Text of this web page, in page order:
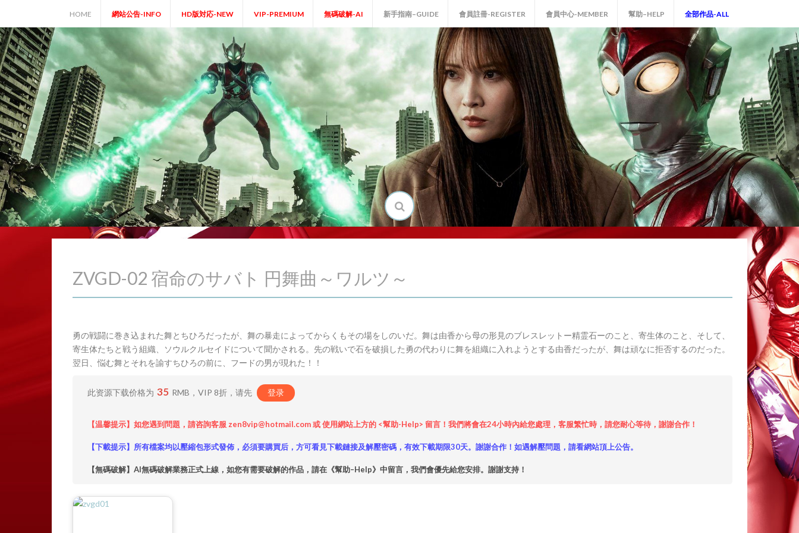
content
HOME 網站公告-INFO HD版対応-NEW VIP-PREMIUM 無碼破解-AI 新手指南–GUIDE 會員註冊-REGISTER 會員中心-MEMBER 幫助–HELP 全部作品-ALL
ZVGD-02 宿命のサバト 円舞曲～ワルツ～
勇の戦闘に巻き込まれた舞とちひろだったが、舞の暴走によってからくもその場をしのいだ。舞は由香から母の形見のブレスレットー精霊石ーのこと、寄生体のこと、そして、
寄生体たちと戦う組織、ソウルクルセイドについて聞かされる。先の戦いで石を破損した勇の代わりに舞を組織に入れようとする由香だったが、舞は頑なに拒否するのだった。
翌日、悩む舞とそれを諭すちひろの前に、フードの男が現れた！！
此资源下载价格为 35 RMB，VIP 8折，请先 登录
【温馨提示】如您遇到問題，請咨詢客服 zen8vip@hotmail.com 或 使用網站上方的 <幫助-Help> 留言！我們將會在24小時內給您處理，客服繁忙時，請您耐心等待，謝謝合作！
【下載提示】所有檔案均以壓縮包形式發佈，必須要購買后，方可看見下載鏈接及解壓密碼，有效下載期限30天。謝謝合作！如遇解壓問題，請看網站頂上公告。
【無碼破解】AI無碼破解業務正式上線，如您有需要破解的作品，請在《幫助–Help》中留言，我們會優先給您安排。謝謝支持！